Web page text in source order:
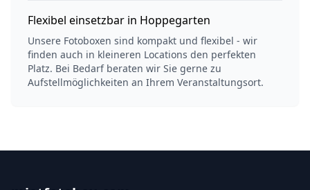
Flexibel einsetzbar in Hoppegarten
Unsere Fotoboxen sind kompakt und flexibel - wir
finden auch in kleineren Locations den perfekten
Platz. Bei Bedarf beraten wir Sie gerne zu
Aufstellmöglichkeiten an Ihrem Veranstaltungsort.